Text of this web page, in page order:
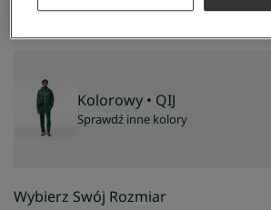
NAJNIŻSZA CENA Z 30 DNI: 545 zł -28
%
Kolorowy • QIJ
Sprawdź inne kolory
Wybierz Swój Rozmiar